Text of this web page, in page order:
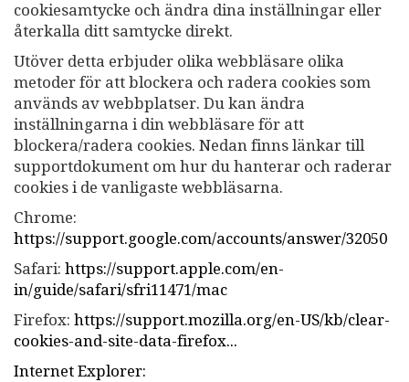
cookiesamtycke och ändra dina inställningar eller
återkalla ditt samtycke direkt.
Utöver detta erbjuder olika webbläsare olika
metoder för att blockera och radera cookies som
används av webbplatser. Du kan ändra
inställningarna i din webbläsare för att
blockera/radera cookies. Nedan finns länkar till
supportdokument om hur du hanterar och raderar
cookies i de vanligaste webbläsarna.
Chrome:
https://support.google.com/accounts/answer/32050
Safari: https://support.apple.com/en-
in/guide/safari/sfri11471/mac
Firefox: https://support.mozilla.org/en-US/kb/clear-
cookies-and-site-data-firefox...
Internet Explorer: